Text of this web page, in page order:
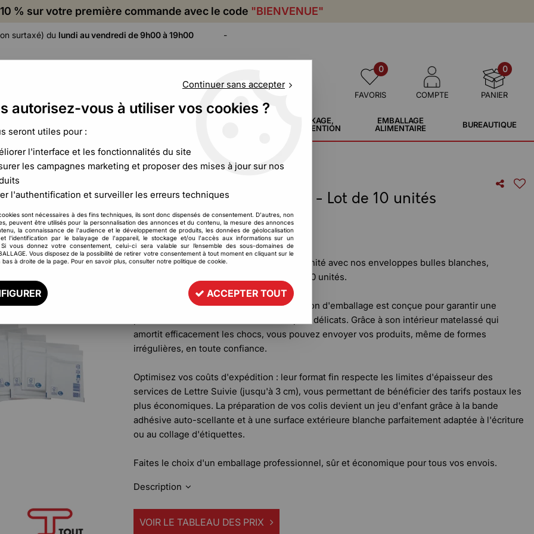
% sur votre première commande avec le code "BIENVENUE"
surtaxé) du lundi au vendredi de 9h00 à 19h00 -
0
FAVORIS COMPTE
0
PANIER
PROTECTION
ADHÉSIF,
STOCKAGE,
MANUTENTION
EMBALLAGE
ALIMENTAIRE
BUREAUTIQUE
bulles blanche - Lot de 10 unités
Enveloppe bulles blanche - Lot de 10 unités
À partir de 1,38 €HT
Réf. : CCB00471
Expédiez vos objets fragiles en toute sérénité avec nos enveloppes bulles blanches,
désormais disponibles en lot pratique de 10 unités.
Alliant légèreté et robustesse, cette solution d'emballage est conçue pour garantir une
protection maximale à vos articles les plus délicats. Grâce à son intérieur matelassé qui
amortit efficacement les chocs, vous pouvez envoyer vos produits, même de formes
irrégulières, en toute confiance.
Optimisez vos coûts d'expédition : leur format fin respecte les limites d'épaisseur des
services de Lettre Suivie (jusqu'à 3 cm), vous permettant de bénéficier des tarifs postaux les
plus économiques. La préparation de vos colis devient un jeu d'enfant grâce à la bande
adhésive auto-scellante et à une surface extérieure blanche parfaitement adaptée à l'écriture
ou au collage d'étiquettes.
Faites le choix d'un emballage professionnel, sûr et économique pour tous vos envois.
Description
VOIR LE TABLEAU DES PRIX
Continuer sans accepter
autorisez-vous à utiliser vos cookies ?
seront utiles pour :
l'interface et les fonctionnalités du site
les campagnes marketing et proposer des mises à jour sur nos
l'authentification et surveiller les erreurs techniques
sont nécessaires à des fins techniques, ils sont donc dispensés de consentement. D'autres, non
peuvent être utilisés pour la personnalisation des annonces et du contenu, la mesure des annonces
la connaissance de l'audience et le développement de produits, les données de géolocalisation
l'identification par le balayage de l'appareil, le stockage et/ou l'accès aux informations sur un
vous donnez votre consentement, celui-ci sera valable sur l’ensemble des sous-domaines de
Vous disposez de la possibilité de retirer votre consentement à tout moment en cliquant sur le
bas à droite de la page. Pour en savoir plus, consulter notre politique de cookie.
ACCEPTER TOUT